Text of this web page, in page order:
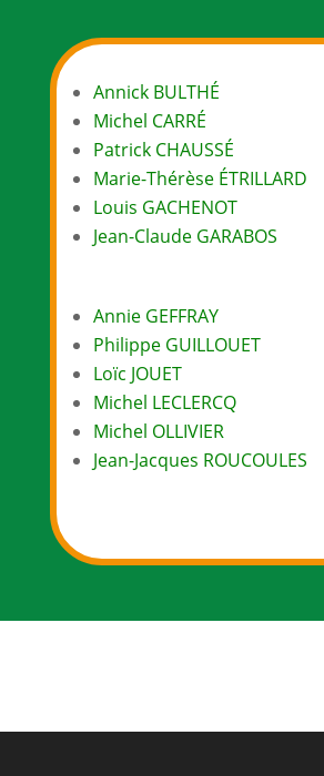
Annick BULTHÉ
Michel CARRÉ
Patrick CHAUSSÉ
Marie-Thérèse ÉTRILLARD
Louis GACHENOT
Jean-Claude GARABOS
Annie GEFFRAY
Philippe GUILLOUET
Loïc JOUET
Michel LECLERCQ
Michel OLLIVIER
Jean-Jacques ROUCOULES